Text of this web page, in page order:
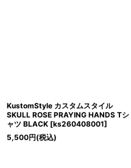
KustomStyle カスタムスタイル
SKULL ROSE PRAYING HANDS Tシ
ャツ BLACK [ks260408001]
5,500円(税込)